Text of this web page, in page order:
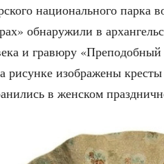
наци­о­наль­но­го пар­ка
обна­ру­жи­ли в
и гра­вю­ру
рисун­ке изоб­ра­же­ны
в жен­ском